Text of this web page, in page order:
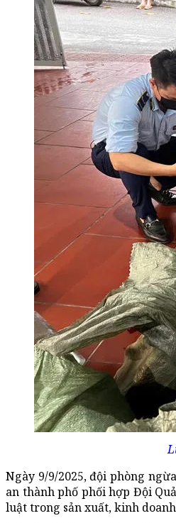
Ngày 9/9/2025, đội phòng
an thành phố phối hợp Đội
luật trong sản xuất, kinh